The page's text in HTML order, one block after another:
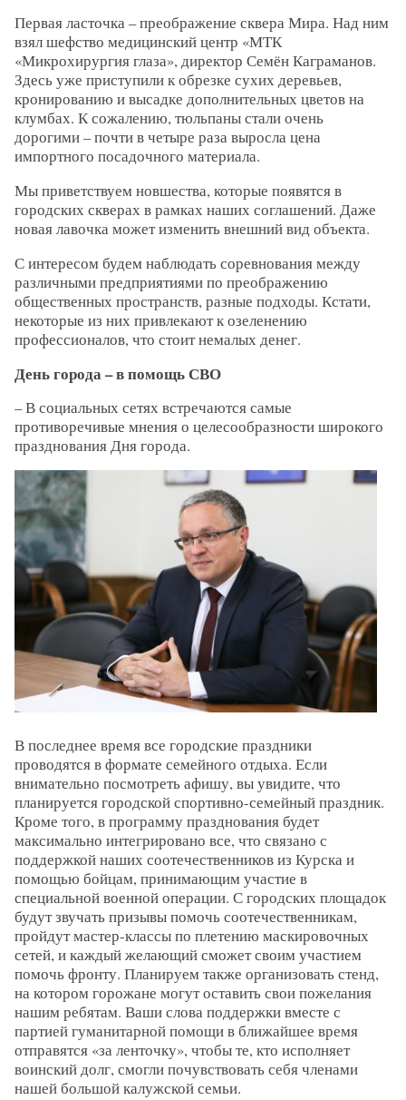
Первая ласточка – преображение сквера Мира. Над ним
взял шефство медицинский центр «МТК
«Микрохирургия глаза», директор Семён Каграманов.
Здесь уже приступили к обрезке сухих деревьев,
кронированию и высадке дополнительных цветов на
клумбах. К сожалению, тюльпаны стали очень
дорогими – почти в четыре раза выросла цена
импортного посадочного материала.
Мы приветствуем новшества, которые появятся в
городских скверах в рамках наших соглашений. Даже
новая лавочка может изменить внешний вид объекта.
С интересом будем наблюдать соревнования между
различными предприятиями по преображению
общественных пространств, разные подходы. Кстати,
некоторые из них привлекают к озеленению
профессионалов, что стоит немалых денег.
День города – в помощь СВО
– В социальных сетях встречаются самые
противоречивые мнения о целесообразности широкого
празднования Дня города.
В последнее время все городские праздники
проводятся в формате семейного отдыха. Если
внимательно посмотреть афишу, вы увидите, что
планируется городской спортивно-семейный праздник.
Кроме того, в программу празднования будет
максимально интегрировано все, что связано с
поддержкой наших соотечественников из Курска и
помощью бойцам, принимающим участие в
специальной военной операции. С городских площадок
будут звучать призывы помочь соотечественникам,
пройдут мастер-классы по плетению маскировочных
сетей, и каждый желающий сможет своим участием
помочь фронту. Планируем также организовать стенд,
на котором горожане могут оставить свои пожелания
нашим ребятам. Ваши слова поддержки вместе с
партией гуманитарной помощи в ближайшее время
отправятся «за ленточку», чтобы те, кто исполняет
воинский долг, смогли почувствовать себя членами
нашей большой калужской семьи.